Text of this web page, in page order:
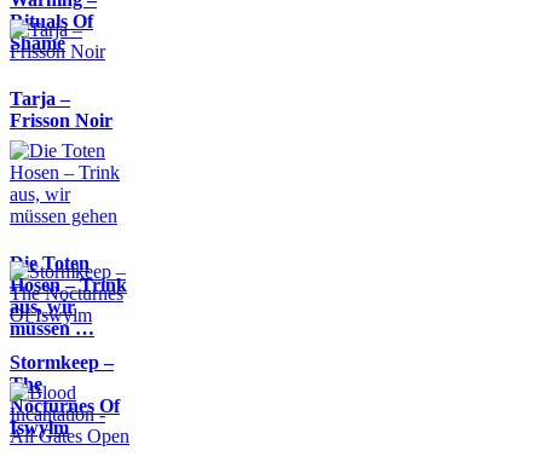
Rituals Of
Shame
Tarja –
Frisson Noir
Die Toten
Hosen – Trink
aus, wir
müssen …
Stormkeep –
The
Nocturnes Of
Iswylm